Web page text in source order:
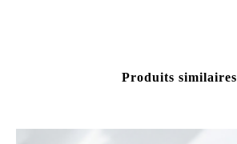
Produits similaires